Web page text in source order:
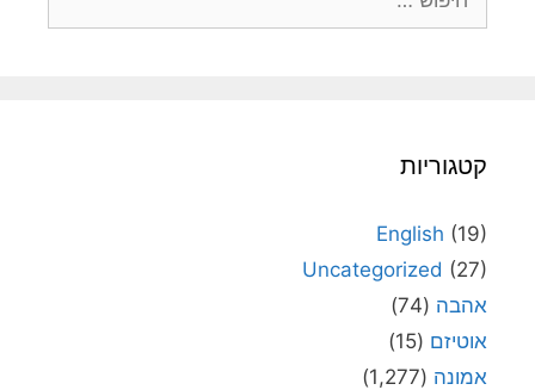
קטגוריות
English (19)
Uncategorized (27)
אהבה (74)
אוטיזם (15)
אמונה (1,277)